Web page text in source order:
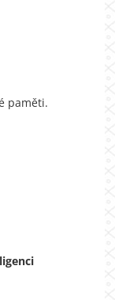
paměti.